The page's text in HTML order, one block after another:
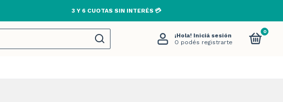
3 Y 6 CUOTAS SIN INTERÉS 💳
¡Hola! Iniciá sesión
O podés registrarte
0